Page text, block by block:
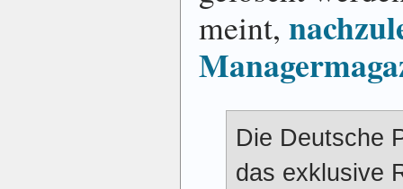
meint,
Die Deutsche
das exklusive